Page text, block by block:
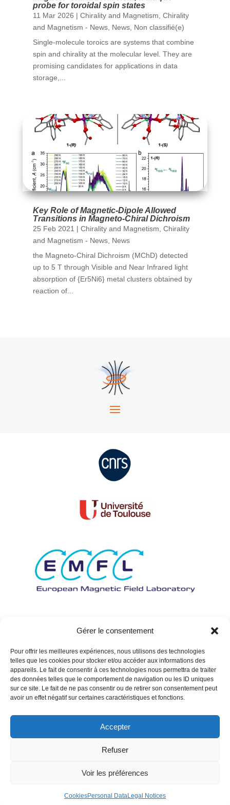
Gérer le consentement
Pour offrir les meilleures expériences, nous utilisons des technologies
telles que les cookies pour stocker et/ou accéder aux informations des
appareils. Le fait de consentir à ces technologies nous permettra de traiter
des données telles que le comportement de navigation ou les ID uniques
sur ce site. Le fait de ne pas consentir ou de retirer son consentement peut
avoir un effet négatif sur certaines caractéristiques et fonctions.
Accepter
Refuser
Voir les préférences
CookiesPersonal DataLegal Notices
probe for toroidal spin states
11 Mar 2026 | Chirality and Magnetism Chirality
and Magnetism - News, News, Non classifié(e)
Single-molecule toroics are systems that combine
spin and chirality at the molecular level. They are
promising candidates for applications in data
storage,...
Key Role of Magnetic-Dipole Allowed
Transitions in Magneto-Chiral Dichroism
25 Feb 2021 | Chirality and Magnetism, Chirality
and Magnetism - News, News
the Magneto-Chiral Dichroism (MChD) detected
up to 5 T through Visible and Near Infrared light
absorption of {Er5Ni6} metal clusters obtained by
reaction of...